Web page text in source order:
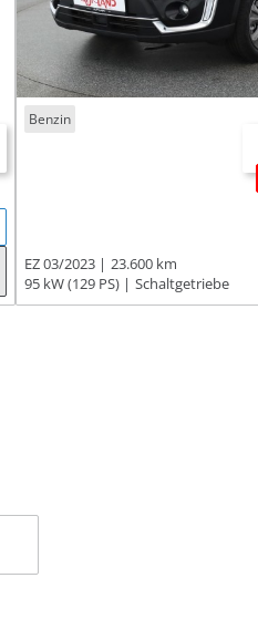
Benzin
EZ 03/2023
23.600 km
95 kW (129 PS)
Schaltgetriebe